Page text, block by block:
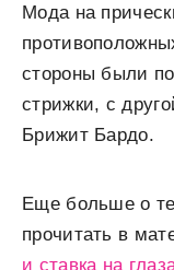
Мода на
стороны были
стрижки, с
Брижит Бардо.
Еще больше о
прочитать в
и ставка на